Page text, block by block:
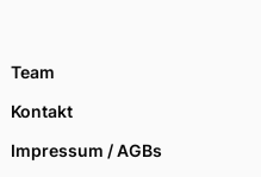
Team
Kontakt
Impressum / AGBs